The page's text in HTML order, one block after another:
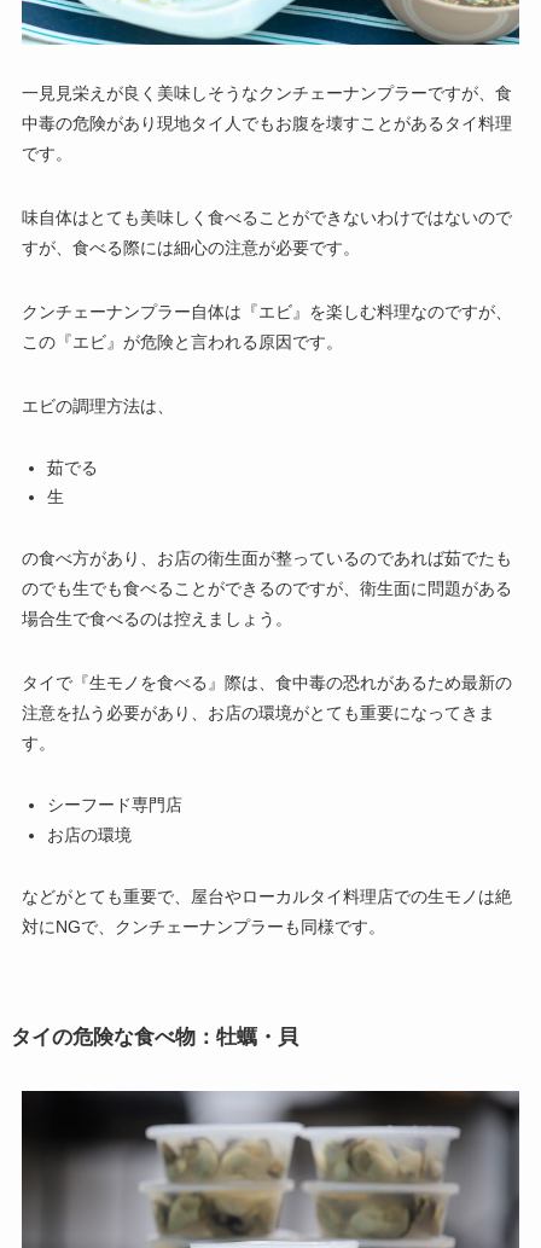
一見見栄えが良く美味しそうなクンチェーナンプラーですが、食
中毒の危険があり現地タイ人でもお腹を壊すことがあるタイ料理
です。
味自体はとても美味しく食べることができないわけではないので
すが、食べる際には細心の注意が必要です。
クンチェーナンプラー自体は『エビ』を楽しむ料理なのですが、
この『エビ』が危険と言われる原因です。
エビの調理方法は、
茹でる
生
の食べ方があり、お店の衛生面が整っているのであれば茹でたも
のでも生でも食べることができるのですが、衛生面に問題がある
場合生で食べるのは控えましょう。
タイで『生モノを食べる』際は、食中毒の恐れがあるため最新の
注意を払う必要があり、お店の環境がとても重要になってきま
す。
シーフード専門店
お店の環境
などがとても重要で、屋台やローカルタイ料理店での生モノは絶
対にNGで、クンチェーナンプラーも同様です。
タイの危険な食べ物：牡蠣・貝